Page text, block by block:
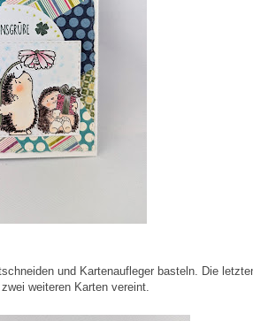
und Kartenaufleger basteln. Die
weiteren Karten vereint.